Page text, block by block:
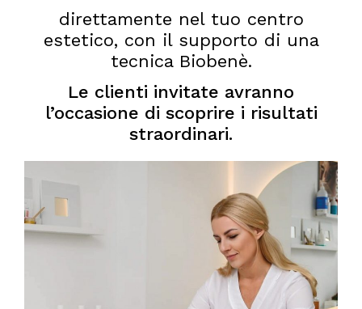
direttamente nel tuo centro
estetico, con il supporto di una
tecnica Biobenè.
Le clienti invitate avranno
l’occasione di scoprire i risultati
straordinari.